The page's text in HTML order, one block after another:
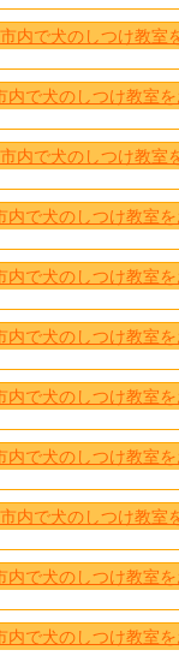
内で犬のしつけ教室
内で犬のしつけ教室
内で犬のしつけ教室
内で犬のしつけ教室
内で犬のしつけ教室
内で犬のしつけ教室
内で犬のしつけ教室
内で犬のしつけ教室
内で犬のしつけ教室
内で犬のしつけ教室
内で犬のしつけ教室